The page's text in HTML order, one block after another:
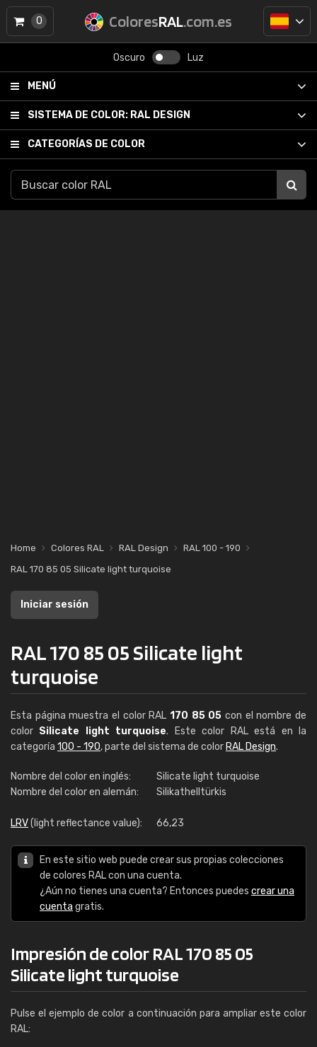
ColoresRAL.com.es
Oscuro Luz
MENÚ
SISTEMA DE COLOR: RAL DESIGN
CATEGORÍAS DE COLOR
0
Home Colores RAL RAL Design
RAL 100 - 190
RAL 170 85 05 Silicate light turquoise
Iniciar sesión
RAL 170 85 05 Silicate light
turquoise
Esta página muestra el color RAL 170 85 05 con el nombre de
color Silicate light turquoise. Este color RAL está en la
categoría 100 - 190, parte del sistema de color RAL Design.
Nombre del color en inglés:
Silicate light turquoise
Nombre del color en alemán:
Silikathelltürkis
LRV(light reflectance value): 66,23
En este sitio web puede crear sus propias colecciones
de colores RAL con una cuenta.
¿Aún no tienes una cuenta? Entonces puedes crear una
cuenta gratis.
Impresión de color RAL 170 85 05
Silicate light turquoise
Pulse el ejemplo de color a continuación para ampliar este color
RAL: